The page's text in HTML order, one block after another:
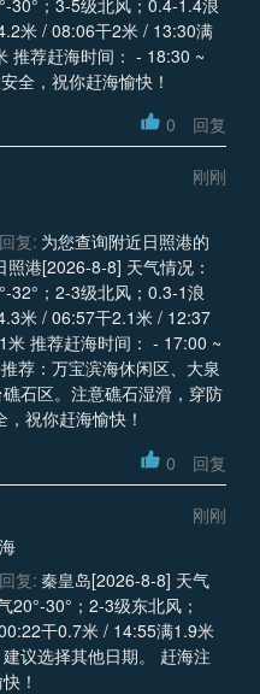
米 / 08:06干2米 / 13:30满
推荐赶海时间： - 18:30 ~
全，祝你赶海愉快！
0 回复
刚刚
回复: 为您查询附近日照港的
港[2026-8-8] 天气情况：
32°；2-3级北风；0.3-1浪
米 / 06:57干2.1米 / 12:37
推荐赶海时间： - 17:00 ~
荐：万宝滨海休闲区、大泉
石区。注意礁石湿滑，穿防
祝你赶海愉快！
0 回复
刚刚
回复: 秦皇岛[2026-8-8] 天气
20°-30°；2-3级东北风；
干0.7米 / 14:55满1.9米
议选择其他日期。 赶海注
！